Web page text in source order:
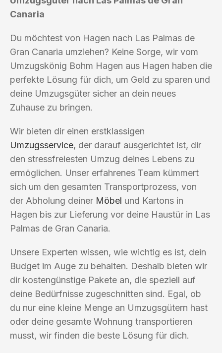
Canaria
Du möchtest von Hagen nach Las Palmas de
Gran Canaria umziehen? Keine Sorge, wir vom
Umzugskönig Bohm Hagen aus Hagen haben die
perfekte Lösung für dich, um Geld zu sparen und
deine Umzugsgüter sicher an dein neues
Zuhause zu bringen.
Wir bieten dir einen erstklassigen
Umzugsservice, der darauf ausgerichtet ist, dir
den stressfreiesten Umzug deines Lebens zu
ermöglichen. Unser erfahrenes Team kümmert
sich um den gesamten Transportprozess, von
der Abholung deiner Möbel und Kartons in
Hagen bis zur Lieferung vor deine Haustür in Las
Palmas de Gran Canaria.
Unsere Experten wissen, wie wichtig es ist, dein
Budget im Auge zu behalten. Deshalb bieten wir
dir kostengünstige Pakete an, die speziell auf
deine Bedürfnisse zugeschnitten sind. Egal, ob
du nur eine kleine Menge an Umzugsgütern hast
oder deine gesamte Wohnung transportieren
musst, wir finden die beste Lösung für dich.